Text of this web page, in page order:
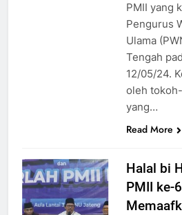
PMII yang
Pengurus
Ulama
Tengah
12/05/24.
oleh
yang…
Read More
Halal bi
PMII ke-